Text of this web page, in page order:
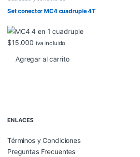
Set conector MC4 cuadruple 4T
$15.000 iva incluido
Agregar al carrito
Brands Carousel
ENLACES
Términos y Condiciones
Preguntas Frecuentes